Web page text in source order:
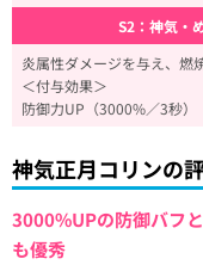
S2：神気・
炎属性ダメージを与え、燃
＜付与効果＞
防御力UP（3000%／3秒）
神気正月コリンの
3000%UPの防御バフ
も優秀